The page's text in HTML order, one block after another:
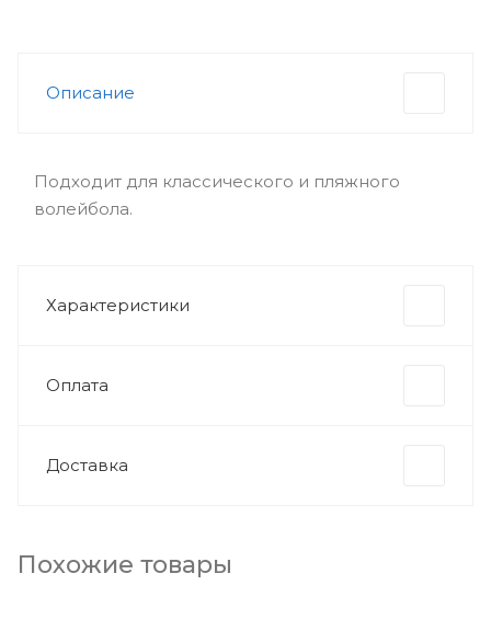
Описание
Подходит для классического и пляжного
волейбола.
Характеристики
Оплата
Доставка
Похожие товары